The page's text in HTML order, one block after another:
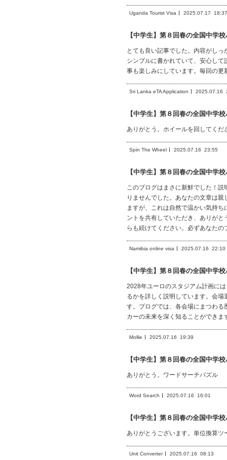
Uganda Tourist Visa 2025.07.17 18:37
【中学生】第８回春の全国中学
とても良い記事でした。内容がし
シンプルに書かれていて、安心し
事も楽しみにしています。毎回の
Sri Lanka eTA Application 2025.07.16
【中学生】第８回春の全国中学
ありがとう。ホイールを回してくだ
Spin The Wheel 2025.07.16 23:55
【中学生】第８回春の全国中学
このブログはまさに新鮮でした！
りませんでした。あなたの文章は
ますが、これは自然で温かい気持
ントを共有していただき、ありが
らも続けてください。必ずあなた
Namibia online visa 2025.07.16 22:10
【中学生】第８回春の全国中学
2028年ユーロのスタジアム計画に
るかを詳しく説明しています。会
す。ブログでは、各会場にまつわ
カーの未来を深く知ることができま
Mollie 2025.07.16 19:39
【中学生】第８回春の全国中学
ありがとう。ワードサーチパズル
Word Search 2025.07.16 16:01
【中学生】第８回春の全国中学
ありがとうございます。単位換算ツ
Unit Converter 2025.07.16 08:13